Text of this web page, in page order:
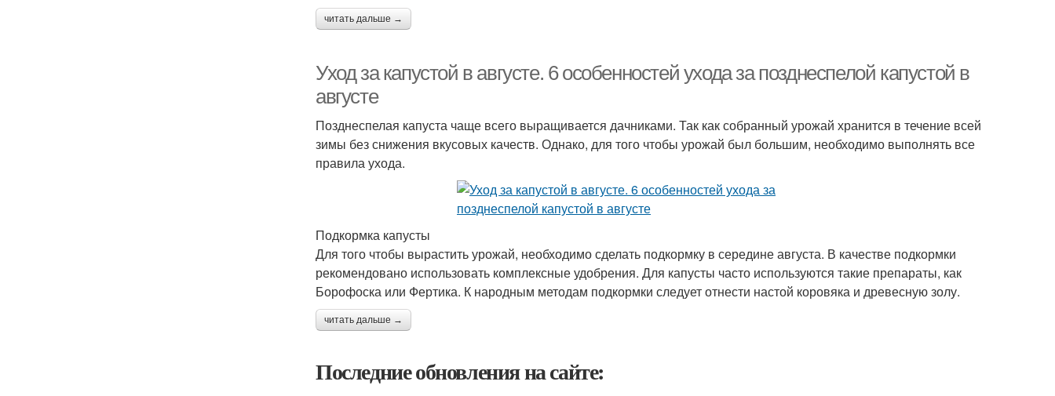
читать дальше →
Уход за капустой в августе. 6 особенностей ухода за позднеспелой капустой в
августе
Позднеспелая капуста чаще всего выращивается дачниками. Так как собранный урожай хранится в течение всей
зимы без снижения вкусовых качеств. Однако, для того чтобы урожай был большим, необходимо выполнять все
правила ухода.
Подкормка капусты
Для того чтобы вырастить урожай, необходимо сделать подкормку в середине августа. В качестве подкормки
рекомендовано использовать комплексные удобрения. Для капусты часто используются такие препараты, как
Борофоска или Фертика. К народным методам подкормки следует отнести настой коровяка и древесную золу.
читать дальше →
Последние обновления на сайте: